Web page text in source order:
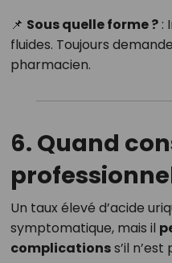
📌 Sous quelle forme ?:
fluides. Toujours
pharmacien.
6. Quand
Un taux élevé d’acide
symptomatique, mais il
complicationss’il